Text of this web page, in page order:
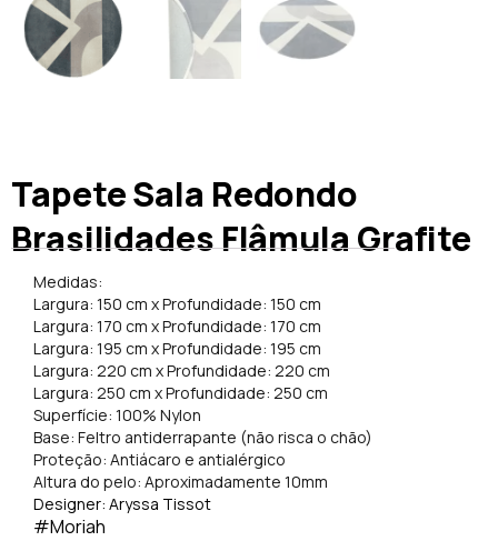
Tapete Sala Redondo
Brasilidades Flâmula Grafite
Medidas:
Largura: 150 cm x Profundidade: 150 cm
Largura: 170 cm x Profundidade: 170 cm
Largura: 195 cm x Profundidade: 195 cm
Largura: 220 cm x Profundidade: 220 cm
Largura: 250 cm x Profundidade: 250 cm
Superfície: 100% Nylon
Base: Feltro antiderrapante (não risca o chão)
Proteção: Antiácaro e antialérgico
Altura do pelo: Aproximadamente 10mm
Designer: Aryssa Tissot
#Moriah